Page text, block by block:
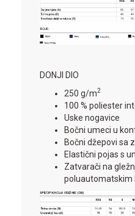
DONJI DIO
250 g/m2
100 % poliester
Uske nogavice
Bočni umeci u
Bočni džepovi sa
Elastični pojas s
Zatvarači na
poluautomatskim